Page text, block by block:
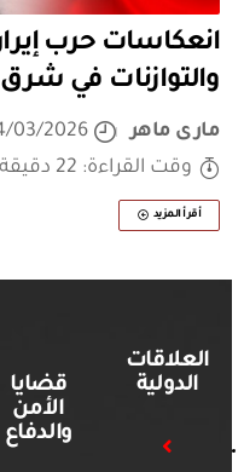
انعكاسات حرب
والتوازنات في
مارى ماهر
03/2026
وقت القراءة: 22 دقيقة
أقرأ المزيد
العلاقات
الدولية
قضايا
الأمن
والدفاع